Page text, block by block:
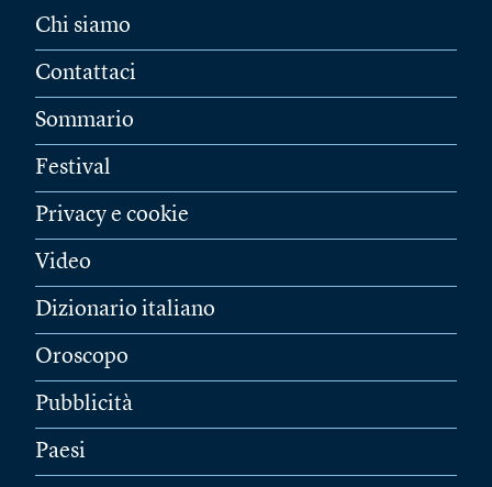
Chi siamo
Contattaci
Sommario
Festival
Privacy e cookie
Video
Dizionario italiano
Oroscopo
Pubblicità
Paesi